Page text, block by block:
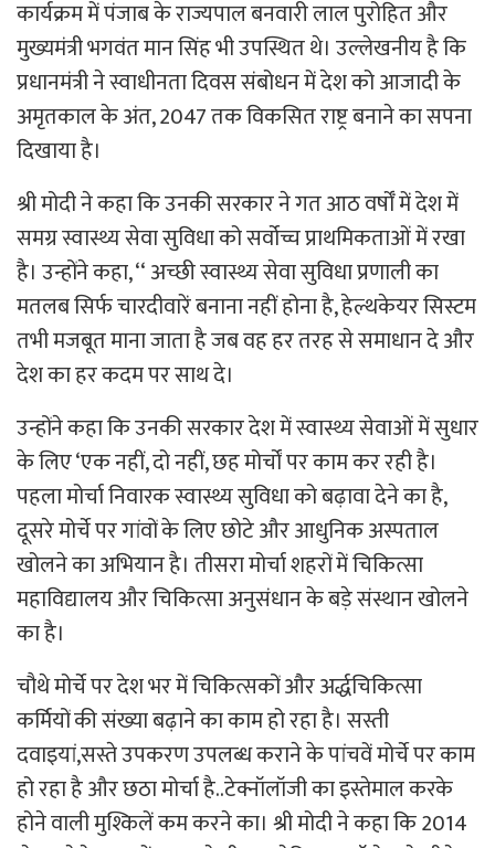
कार्यक्रम में पंजाब के राज्यपाल बनवारी लाल पुरोहित और
मुख्यमंत्री भगवंत मान सिंह भी उपस्थित थे। उल्लेखनीय है कि
प्रधानमंत्री ने स्वाधीनता दिवस संबोधन में देश को आजादी के
अमृतकाल के अंत, 2047 तक विकसित राष्ट्र बनाने का सपना
दिखाया है।
श्री मोदी ने कहा कि उनकी सरकार ने गत आठ वर्षोँ में देश में
समग्र स्वास्थ्य सेवा सुविधा को सर्वोच्च प्राथमिकताओं में रखा
है। उन्होंने कहा, ‘‘ अच्छी स्वास्थ्य सेवा सुविधा प्रणाली का
मतलब सिर्फ चारदीवारें बनाना नहीं होना है, हेल्थकेयर सिस्टम
तभी मजबूत माना जाता है जब वह हर तरह से समाधान दे और
देश का हर कदम पर साथ दे।
उन्होंने कहा कि उनकी सरकार देश में स्वास्थ्य सेवाओं में सुधार
के लिए ‘एक नहीं, दो नहीं, छह मोर्चों पर काम कर रही है।
पहला मोर्चा निवारक स्वास्थ्य सुविधा को बढ़ावा देने का है,
दूसरे मोर्चे पर गांवों के लिए छोटे और आधुनिक अस्पताल
खोलने का अभियान है। तीसरा मोर्चा शहरों में चिकित्सा
महाविद्यालय और चिकित्सा अनुसंधान के बड़े संस्थान खोलने
का है।
चौथे मोर्चे पर देश भर में चिकित्सकों और अर्द्धचिकित्सा
कर्मियों की संख्या बढ़ाने का काम हो रहा है। सस्ती
दवाइयां,सस्ते उपकरण उपलब्ध कराने के पांचवें मोर्चे पर काम
हो रहा है और छठा मोर्चा है..टेक्नॉलॉजी का इस्तेमाल करके
होने वाली मुश्किलें कम करने का। श्री मोदी ने कहा कि 2014